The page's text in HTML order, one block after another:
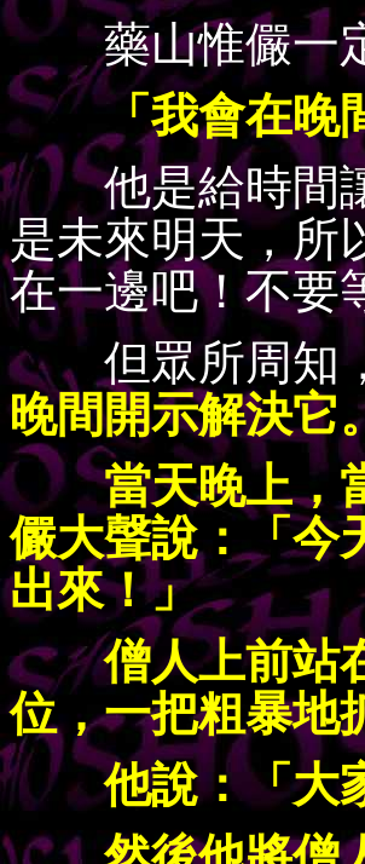
藥山惟儼一定
「我會在晚間
他是給時間讓
是未來明天，所
在一邊吧！不要
但眾所周知，
晚間開示解決它
當天晚上，當
儼大聲說：「今
出來！」
僧人上前站在
位，一把粗暴地
他說：「大家